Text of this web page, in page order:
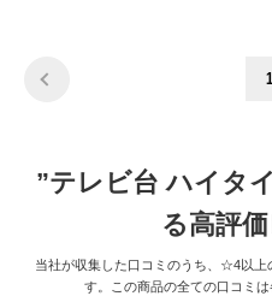
1
”テレビ台 ハイタ
る高評
当社が収集した口コミのうち、☆4以上
す。この商品の全ての口コミ